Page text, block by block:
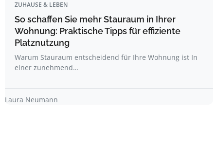
ZUHAUSE & LEBEN
So schaffen Sie mehr Stauraum in Ihrer
Wohnung: Praktische Tipps für effiziente
Platznutzung
Warum Stauraum entscheidend für Ihre Wohnung ist In
einer zunehmend…
Laura Neumann